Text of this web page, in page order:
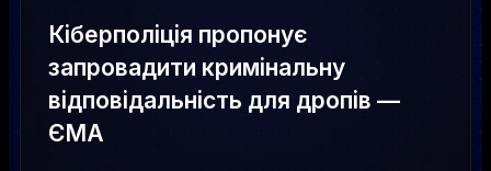
Кіберполіція пропонує
запровадити кримінальну
відповідальність для дропів —
ЄМА